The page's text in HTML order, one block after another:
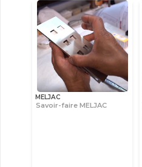
MELJAC
Savoir-faire MELJAC